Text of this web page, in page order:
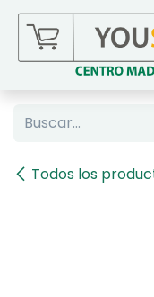
Ir al contenido
Todos los